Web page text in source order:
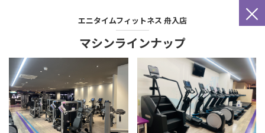
×
エニタイムフィットネス 舟入店
マシンラインナップ